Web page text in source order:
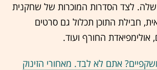
שלה. לצד הסדרות המוכרות של שחקנית
חבילת התוכן תכלול גם סרטים
אולימפיאדת החורף ועוד.
אתם לא לבד. מאחורי הזינוק